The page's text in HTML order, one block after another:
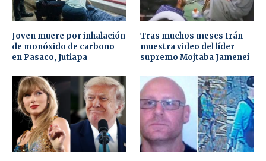
Joven muere por inhalación
de monóxido de carbono
en Pasaco, Jutiapa
Tras muchos meses Irán
muestra video del líder
supremo Mojtaba Jameneí